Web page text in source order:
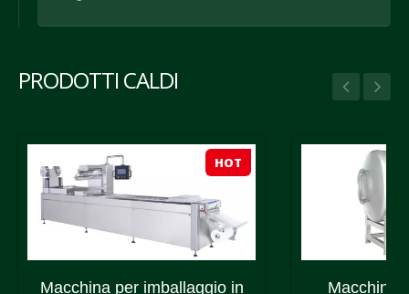
PRODOTTI CALDI
HOT
Macchina per imballaggio in
Macchina